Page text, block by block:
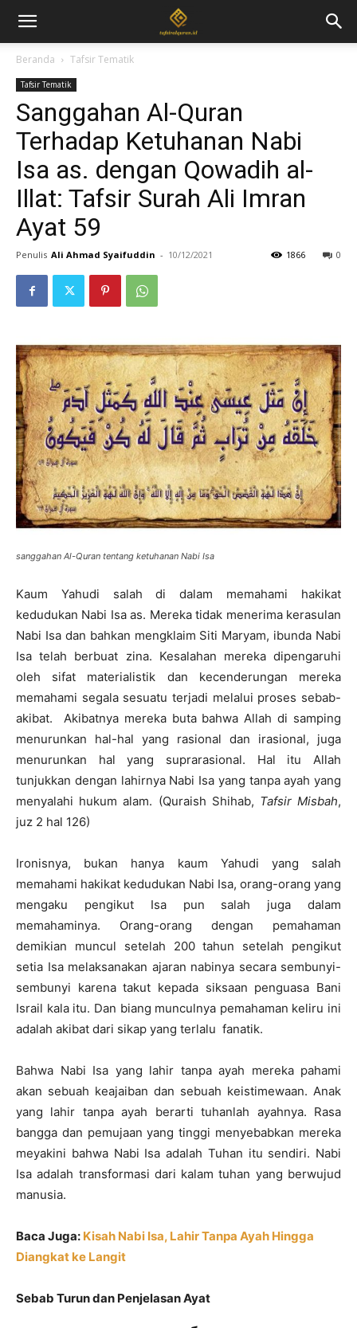
Beranda Tafsir Tematik
Tafsir Tematik
Sanggahan Al-Quran
Terhadap Ketuhanan Nabi
Isa as. dengan Qowadih al-
Illat: Tafsir Surah Ali Imran
Ayat 59
Penulis Ali Ahmad Syaifuddin - 10/12/2021 0
1866
sanggahan Al-Quran tentang ketuhanan Nabi Isa
Kaum Yahudi salah di dalam memahami hakikat
kedudukan Nabi Isa as. Mereka tidak menerima kerasulan
Nabi Isa dan bahkan mengklaim Siti Maryam, ibunda Nabi
Isa telah berbuat zina. Kesalahan mereka dipengaruhi
oleh sifat materialistik dan kecenderungan mereka
memahami segala sesuatu terjadi melalui proses sebab-
akibat. Akibatnya mereka buta bahwa Allah di samping
menurunkan hal-hal yang rasional dan irasional, juga
menurunkan hal yang suprarasional. Hal itu Allah
tunjukkan dengan lahirnya Nabi Isa yang tanpa ayah yang
menyalahi hukum alam. (Quraish Shihab, Tafsir Misbah,
juz 2 hal 126)
Ironisnya, bukan hanya kaum Yahudi yang salah
memahami hakikat kedudukan Nabi Isa, orang-orang yang
mengaku pengikut Isa pun salah juga dalam
memahaminya. Orang-orang dengan pemahaman
demikian muncul setelah 200 tahun setelah pengikut
setia Isa melaksanakan ajaran nabinya secara sembunyi-
sembunyi karena takut kepada siksaan penguasa Bani
Israil kala itu. Dan biang munculnya pemahaman keliru ini
adalah akibat dari sikap yang terlalu fanatik.
Bahwa Nabi Isa yang lahir tanpa ayah mereka pahami
akan sebuah keajaiban dan sebuah keistimewaan. Anak
yang lahir tanpa ayah berarti tuhanlah ayahnya. Rasa
bangga dan pemujaan yang tinggi menyebabkan mereka
meyakini bahwa Nabi Isa adalah Tuhan itu sendiri. Nabi
Isa adalah transformasi dari kalam tuhan yang berwujud
manusia.
Baca Juga: Kisah Nabi Isa, Lahir Tanpa Ayah Hingga
Diangkat ke Langit
Sebab Turun dan Penjelasan Ayat